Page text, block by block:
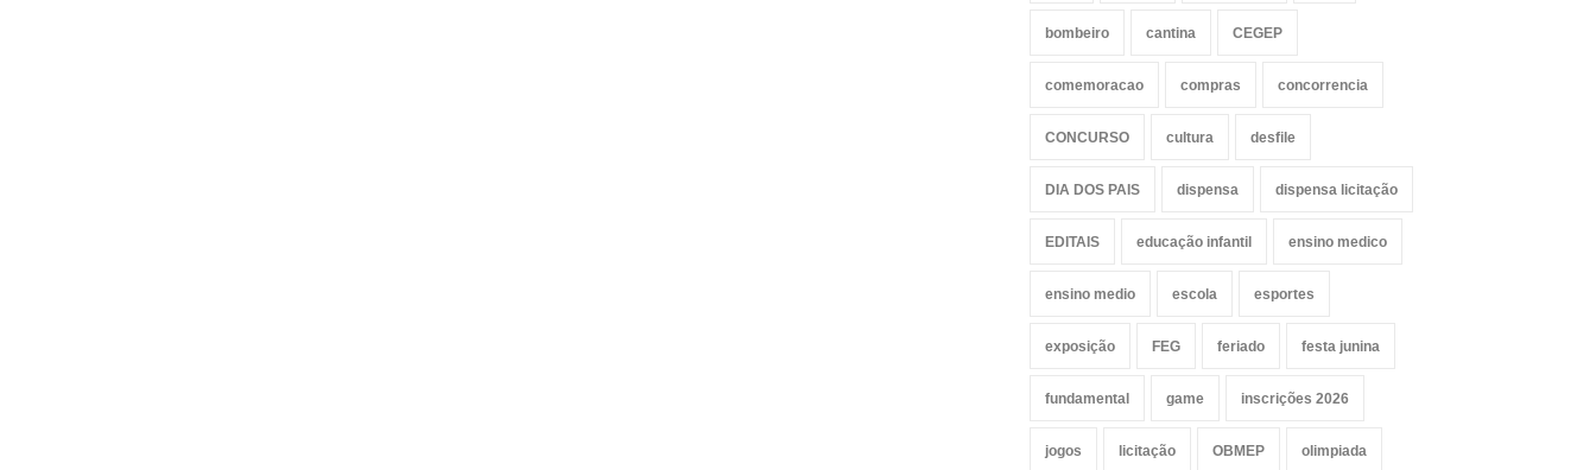
bombeiro cantina CEGEP
comemoracao compras concorrencia
CONCURSO cultura desfile
DIA DOS PAIS dispensa dispensa licitação
EDITAIS educação infantil ensino medico
ensino medio escola esportes
exposição FEG feriado festa junina
fundamental game inscrições 2026
jogos licitação OBMEP olimpiada